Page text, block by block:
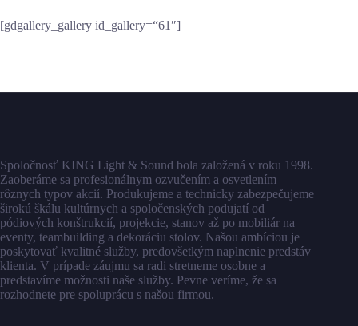
[gdgallery_gallery id_gallery=“61″]
Spoločnosť KING Light & Sound bola založená v roku 1998.
Zaoberáme sa profesionálnym ozvučením a osvetlením
rôznych typov akcií. Produkujeme a technicky zabezpečujeme
širokú škálu kultúrnych a spoločenských podujatí od
pódiových konštrukcií, projekcie, stanov až po mobiliár na
eventy, teambuilding a dekoráciu stolov. Našou ambíciou je
poskytovať kvalitné služby, predovšetkým naplnenie predstáv
klienta. V prípade záujmu sa radi stretneme osobne a
predstavíme možnosti naše služby. Pevne veríme, že sa
rozhodnete pre spoluprácu s našou firmou.